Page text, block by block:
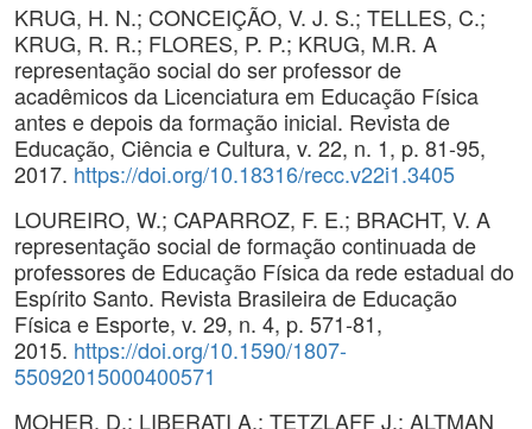
KRUG, H. N.; CONCEIÇÃO, V. J. S.; TELLES, C.;
KRUG, R. R.; FLORES, P. P.; KRUG, M.R. A
representação social do ser professor de
acadêmicos da Licenciatura em Educação Física
antes e depois da formação inicial. Revista de
Educação, Ciência e Cultura, v. 22, n. 1, p. 81-95,
2017. https://doi.org/10.18316/recc.v22i1.3405
LOUREIRO, W.; CAPARROZ, F. E.; BRACHT, V. A
representação social de formação continuada de
professores de Educação Física da rede estadual do
Espírito Santo. Revista Brasileira de Educação
Física e Esporte, v. 29, n. 4, p. 571-81,
2015. https://doi.org/10.1590/1807-
55092015000400571
MOHER, D.; LIBERATI A.; TETZLAFF J.; ALTMAN